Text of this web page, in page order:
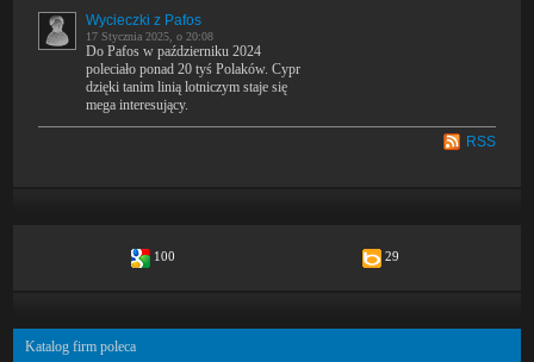
Wycieczki z Pafos
17 Stycznia 2025, o 20:08
Do Pafos w październiku 2024
poleciało ponad 20 tyś Polaków. Cypr
dzięki tanim linią lotniczym staje się
mega interesujący.
RSS
100 29
Katalog firm poleca